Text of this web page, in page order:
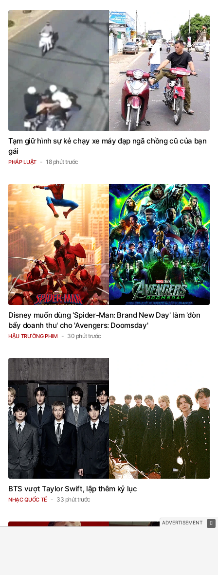
Tạm giữ hình sự kẻ chạy xe máy đạp ngã chồng cũ của bạn
gái
PHÁP LUẬT 18 phút trước
Disney muốn dùng 'Spider-Man: Brand New Day' làm 'đòn
bẩy doanh thu' cho 'Avengers: Doomsday'
HẬU TRƯỜNG PHIM 30 phút trước
BTS vượt Taylor Swift, lập thêm kỷ lục
NHẠC QUỐC TẾ 33 phút trước